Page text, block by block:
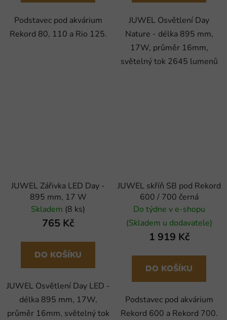
Podstavec pod akvárium
Rekord 80, 110 a Rio 125.
JUWEL Osvětlení Day
Nature - délka 895 mm,
17W, průměr 16mm,
světelný tok 2645 lumenů
JUWEL Zářivka LED Day -
895 mm, 17 W
Skladem (8 ks)
765 Kč
DO KOŠÍKU
JUWEL Osvětlení Day LED -
délka 895 mm, 17W,
průměr 16mm, světelný tok
JUWEL skříň SB pod Rekord
600 / 700 černá
Do týdne v e-shopu
(Skladem u dodavatele)
1 919 Kč
DO KOŠÍKU
Podstavec pod akvárium
Rekord 600 a Rekord 700.